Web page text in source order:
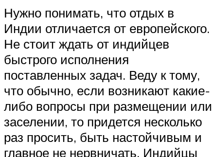
Нужно понимать, что отдых в
Индии отличается от европейского.
Не стоит ждать от индийцев
быстрого исполнения
поставленных задач. Веду к тому,
что обычно, если возникают какие-
либо вопросы при размещении или
заселении, то придется несколько
раз просить, быть настойчивым и
главное не нервничать. Индийцы